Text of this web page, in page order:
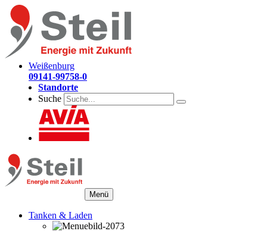
Weißenburg
09141-99758-0
Standorte
Suche
Menü
Tanken & Laden